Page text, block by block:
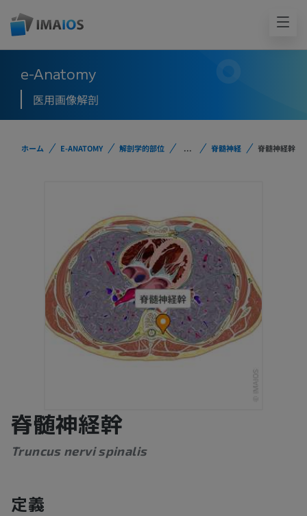
e-Anatomy
医用画像解剖
ホーム E-ANATOMY 解剖学的部位 ... 脊髄神経 脊髄神経幹
脊髄神経幹
Truncus nervi spinalis
定義